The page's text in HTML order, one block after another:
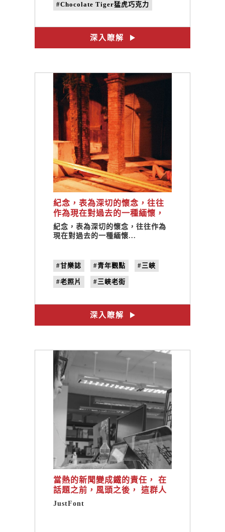
#Chocolate Tiger猛虎巧克力
#Q&A
深入瞭解
紀念，表為深切的懷念，往往
作為現在對過去的一種緬懷，
而影像與聲音，就是一種最直
接的方式了。 / Lomography台
紀念，表為深切的懷念，往往作為
現在對過去的一種緬懷...
#甘樂誌 #青年觀點 #三峽
#老照片 #三峽老街
深入瞭解
當熱的新聞變成鐵的責任， 在
話題之前，風頭之後， 這群人
自始自終如何執著於字型設計
JustFont